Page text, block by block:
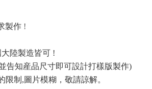
製作 !
陸製造皆可 !
告知産品尺寸即可設計打樣版製作)
限制 ,圖片模糊，敬請諒解。